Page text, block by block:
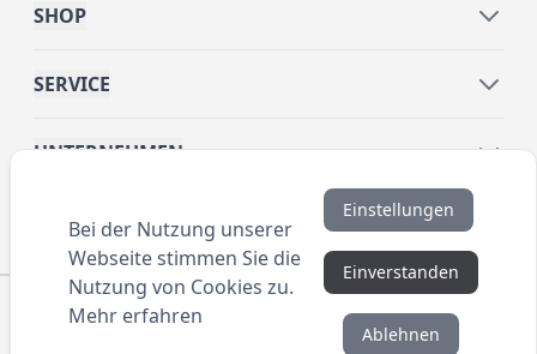
SHOP
SERVICE
UNTERNEHMEN
INFORMATIONEN
© 2016 ANYBRAND.de. All Rights Reserved. Alle
Preisangaben sind Nettopreise zzgl. MwSt. und Versand.
Bei der Nutzung unserer
Webseite stimmen Sie die
Nutzung von Cookies zu.
Mehr erfahren
Einstellungen
Einverstanden
Ablehnen